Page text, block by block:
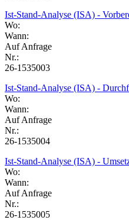
Ist-Stand-Analyse (ISA) -
Wo:
Wann:
Auf Anfrage
Nr.:
26-1535003
Ist-Stand-Analyse (ISA) -
Wo:
Wann:
Auf Anfrage
Nr.:
26-1535004
Ist-Stand-Analyse (ISA) -
Wo:
Wann:
Auf Anfrage
Nr.:
26-1535005